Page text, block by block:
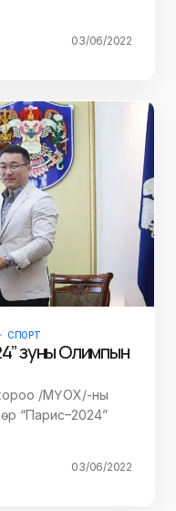
03/06/2022
СПОРТ
зуны Олимпын
/МҮОХ/-ны
“Парис–2024”
03/06/2022